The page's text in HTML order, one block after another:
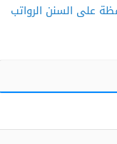
على السنن الرواتب